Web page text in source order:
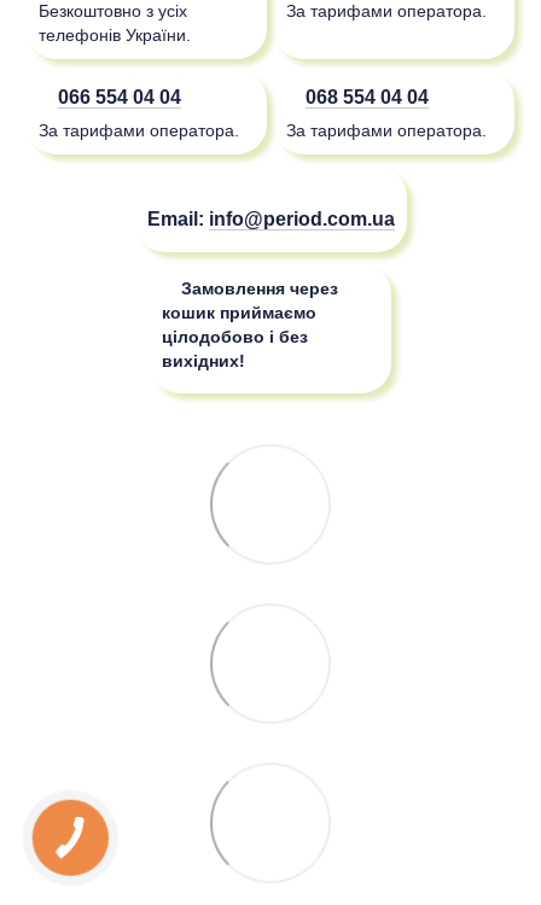
Безкоштовно з усіх
телефонів України.
За тарифами оператора.
066 554 04 04
За тарифами оператора.
068 554 04 04
За тарифами оператора.
Email: info@period.com.ua
Замовлення через
кошик приймаємо
цілодобово і без
вихідних!
КНОПКА
ЗВ'ЯЗКУ